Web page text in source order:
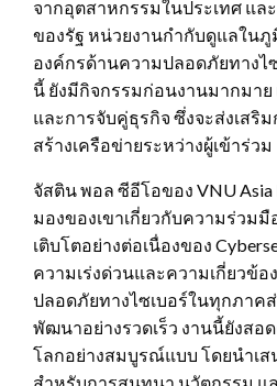
จากอุตสาหกรรมในประเทศ แล
ของรัฐ หน่วยงานกำกับดูแลในภู
องค์กรด้านความปลอดภัยทางไ
นี้ ยังมีกิจกรรมก่อนงานมากมา
และการจับคู่ธุรกิจ ซึ่งจะส่งเสริ
สร้างเครือข่ายระหว่างผู้เข้าร่วม
จัสติน พอล ซีอีโอของ VNU
มองของเขาเกี่ยวกับความร่วมมื
เติบโตอย่างต่อเนื่องของ
ความเร่งด่วนและความเกี่ยวข้
ปลอดภัยทางไซเบอร์ในทุกภาค
พัฒนาอย่างรวดเร็ว งานนี้ยังส
โลกอย่างสมบูรณ์แบบ โดยนำเ
สำหรับการสนทนา นวัตกรรม แ